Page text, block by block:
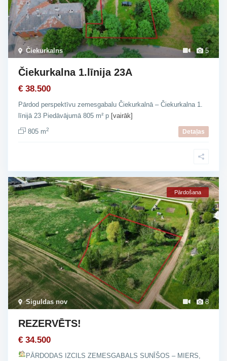
5
Čiekurkalns
Čiekurkalna 1.līnija 23A
€ 38.500
Pārdod perspektīvu zemesgabalu Čiekurkalnā – Čiekurkalna 1.
līnijā 23 Piedāvājumā 805 m² p [vairāk]
805 m2 Detaļas
8
Siguldas nov
Pārdošana
REZERVĒTS!
€ 34.500
PĀRDODAS IZCILS ZEMESGABALS SUNĪŠOS – MIERS,